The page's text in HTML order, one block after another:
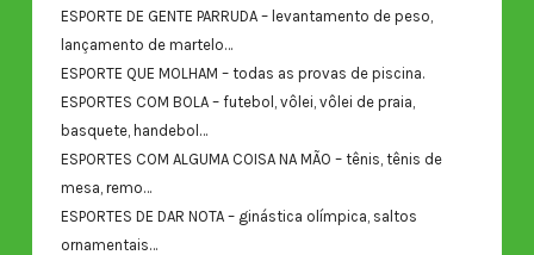
ESPORTE DE GENTE PARRUDA – levantamento de peso,
lançamento de martelo…
ESPORTE QUE MOLHAM – todas as provas de piscina.
ESPORTES COM BOLA – futebol, vôlei, vôlei de praia,
basquete, handebol…
ESPORTES COM ALGUMA COISA NA MÃO – tênis, tênis de
mesa, remo…
ESPORTES DE DAR NOTA – ginástica olímpica, saltos
ornamentais…